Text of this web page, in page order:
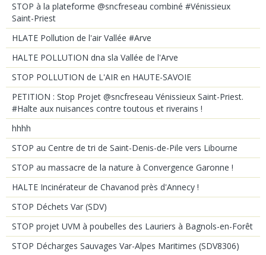
STOP à la plateforme @sncfreseau combiné #Vénissieux
Saint-Priest
HLATE Pollution de l'air Vallée #Arve
HALTE POLLUTION dna sla Vallée de l'Arve
STOP POLLUTION de L'AIR en HAUTE-SAVOIE
PETITION : Stop Projet @sncfreseau Vénissieux Saint-Priest.
#Halte aux nuisances contre toutous et riverains !
hhhh
STOP au Centre de tri de Saint-Denis-de-Pile vers Libourne
STOP au massacre de la nature à Convergence Garonne !
HALTE Incinérateur de Chavanod près d'Annecy !
STOP Déchets Var (SDV)
STOP projet UVM à poubelles des Lauriers à Bagnols-en-Forêt
STOP Décharges Sauvages Var-Alpes Maritimes (SDV8306)